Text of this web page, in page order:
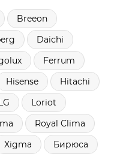
Breeon
Daichi
Ferrum
Hisense
Hitachi
Loriot
Royal Clima
Xigma Бирюса